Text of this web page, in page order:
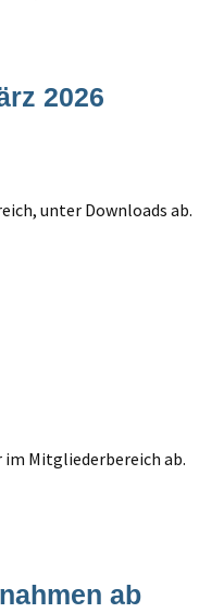
2026
unter Downloads ab.
Mitgliederbereich ab.
ab